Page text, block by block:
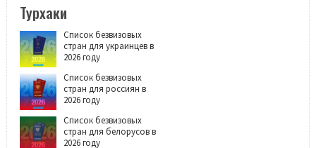
Турхаки
Список безвизовых
стран для украинцев в
2026 году
Список безвизовых
стран для россиян в
2026 году
Список безвизовых
стран для белорусов в
2026 году